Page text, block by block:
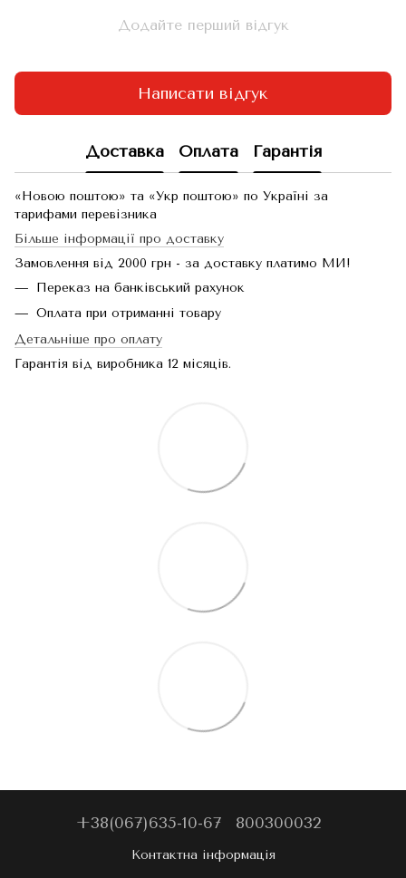
Додайте перший відгук
Написати відгук
Доставка Оплата Гарантія
«Новою поштою» та «Укр поштою» по Україні за
тарифами перевізника
Більше інформації про доставку
Замовлення від 2000 грн - за доставку платимо МИ!
Переказ на банківський рахунок
Оплата при отриманні товару
Детальніше про оплату
Гарантія від виробника 12 місяців.
+38(067)635-10-67 800300032
Контактна інформація